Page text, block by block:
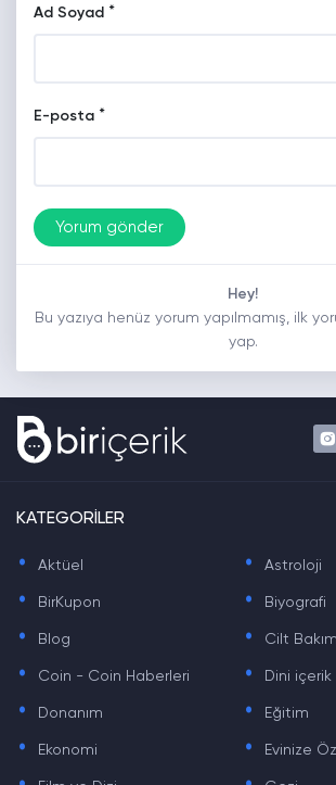
Ad Soyad *
E-posta *
Hey!
Bu yazıya henüz yorum yapılmamış, ilk
yap.
KATEGORİLER
. Aktüel . Astroloji
. BirKupon . Biyografi
. Blog . Cilt
. Coin - Coin Haberleri . Dini içerik
. Donanım . Eğitim
. Ekonomi . Evinize
. .